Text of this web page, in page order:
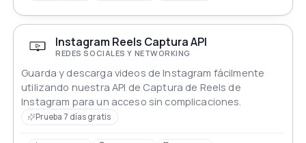
Instagram Reels Captura API
REDES SOCIALES Y NETWORKING
Guarda y descarga videos de Instagram fácilmente
utilizando nuestra API de Captura de Reels de
Instagram para un acceso sin complicaciones.
Prueba 7 días gratis